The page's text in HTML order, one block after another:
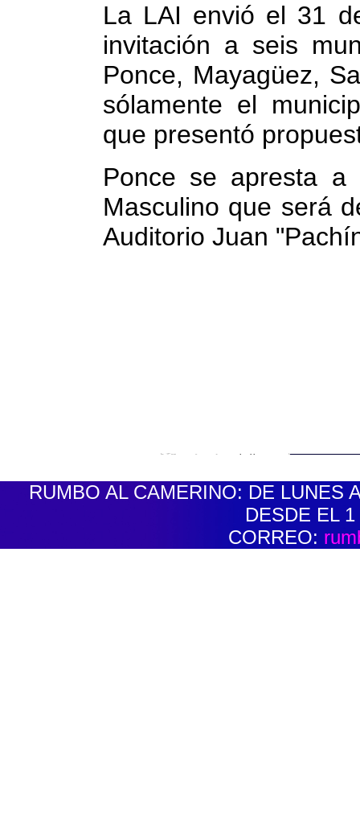
La LAI envió el 31
invitación a seis
Ponce, Mayagüez,
sólamente el
que presentó
Ponce se apresta
Masculino que será
Auditorio Juan
RUMBO AL CAMERINO: DE LUNES
DESDE EL
CORREO: